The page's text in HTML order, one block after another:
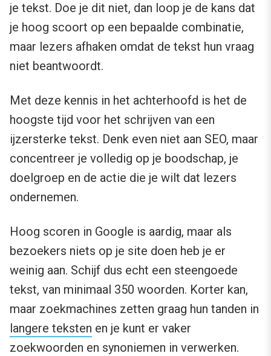
je tekst. Doe je dit niet, dan loop je de kans dat
je hoog scoort op een bepaalde combinatie,
maar lezers afhaken omdat de tekst hun vraag
niet beantwoordt.
Met deze kennis in het achterhoofd is het de
hoogste tijd voor het schrijven van een
ijzersterke tekst. Denk even niet aan SEO, maar
concentreer je volledig op je boodschap, je
doelgroep en de actie die je wilt dat lezers
ondernemen.
Hoog scoren in Google is aardig, maar als
bezoekers niets op je site doen heb je er
weinig aan. Schijf dus echt een steengoede
tekst, van minimaal 350 woorden. Korter kan,
maar zoekmachines zetten graag hun tanden in
langere teksten en je kunt er vaker
zoekwoorden en synoniemen in verwerken.